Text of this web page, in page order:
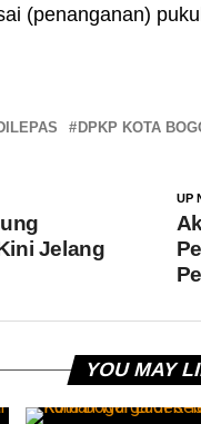
(penanganan)
DPKP KOTA
UP
Jelang
YOU MAY